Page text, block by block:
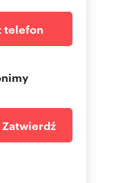
telefon
Zatwierdź